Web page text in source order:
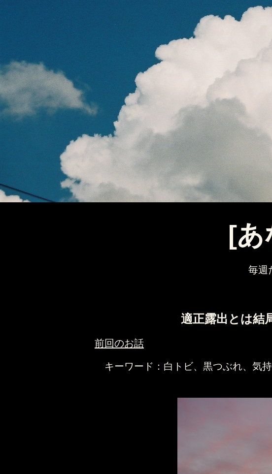
[あ
毎週
適正露出とは結
前回のお話
キーワード：白トビ、黒つぶれ、気